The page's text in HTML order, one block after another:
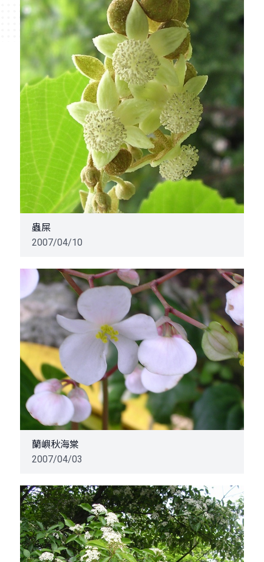
蟲屎
2007/04/10
蘭嶼秋海棠
2007/04/03